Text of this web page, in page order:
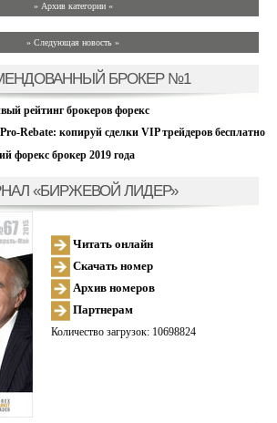
» Архив категории «
» Следующая новость »
БРОКЕР №1
рейтинг брокеров форекс
Rebate: копируй сделки VIP трейдеров бесплатно
форекс брокер 2019 года
«БИРЖЕВОЙ ЛИДЕР»
Читать онлайн
Скачать номер
Архив номеров
Партнерам
Количество загрузок: 10698824